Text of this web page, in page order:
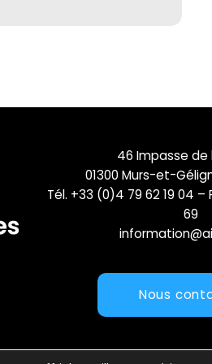
46 Impasse de
01300 Murs-et-
Tél. +33 (0)4 79 62 19 04 –
69
Nous